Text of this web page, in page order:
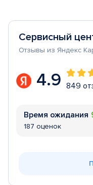
Сервисный
Отзывы из Яндекс
4.9 849
Время ожидания
187 оценок